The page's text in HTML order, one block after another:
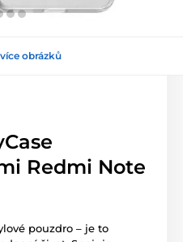
obrázků
Redmi Note
pouzdro – je to